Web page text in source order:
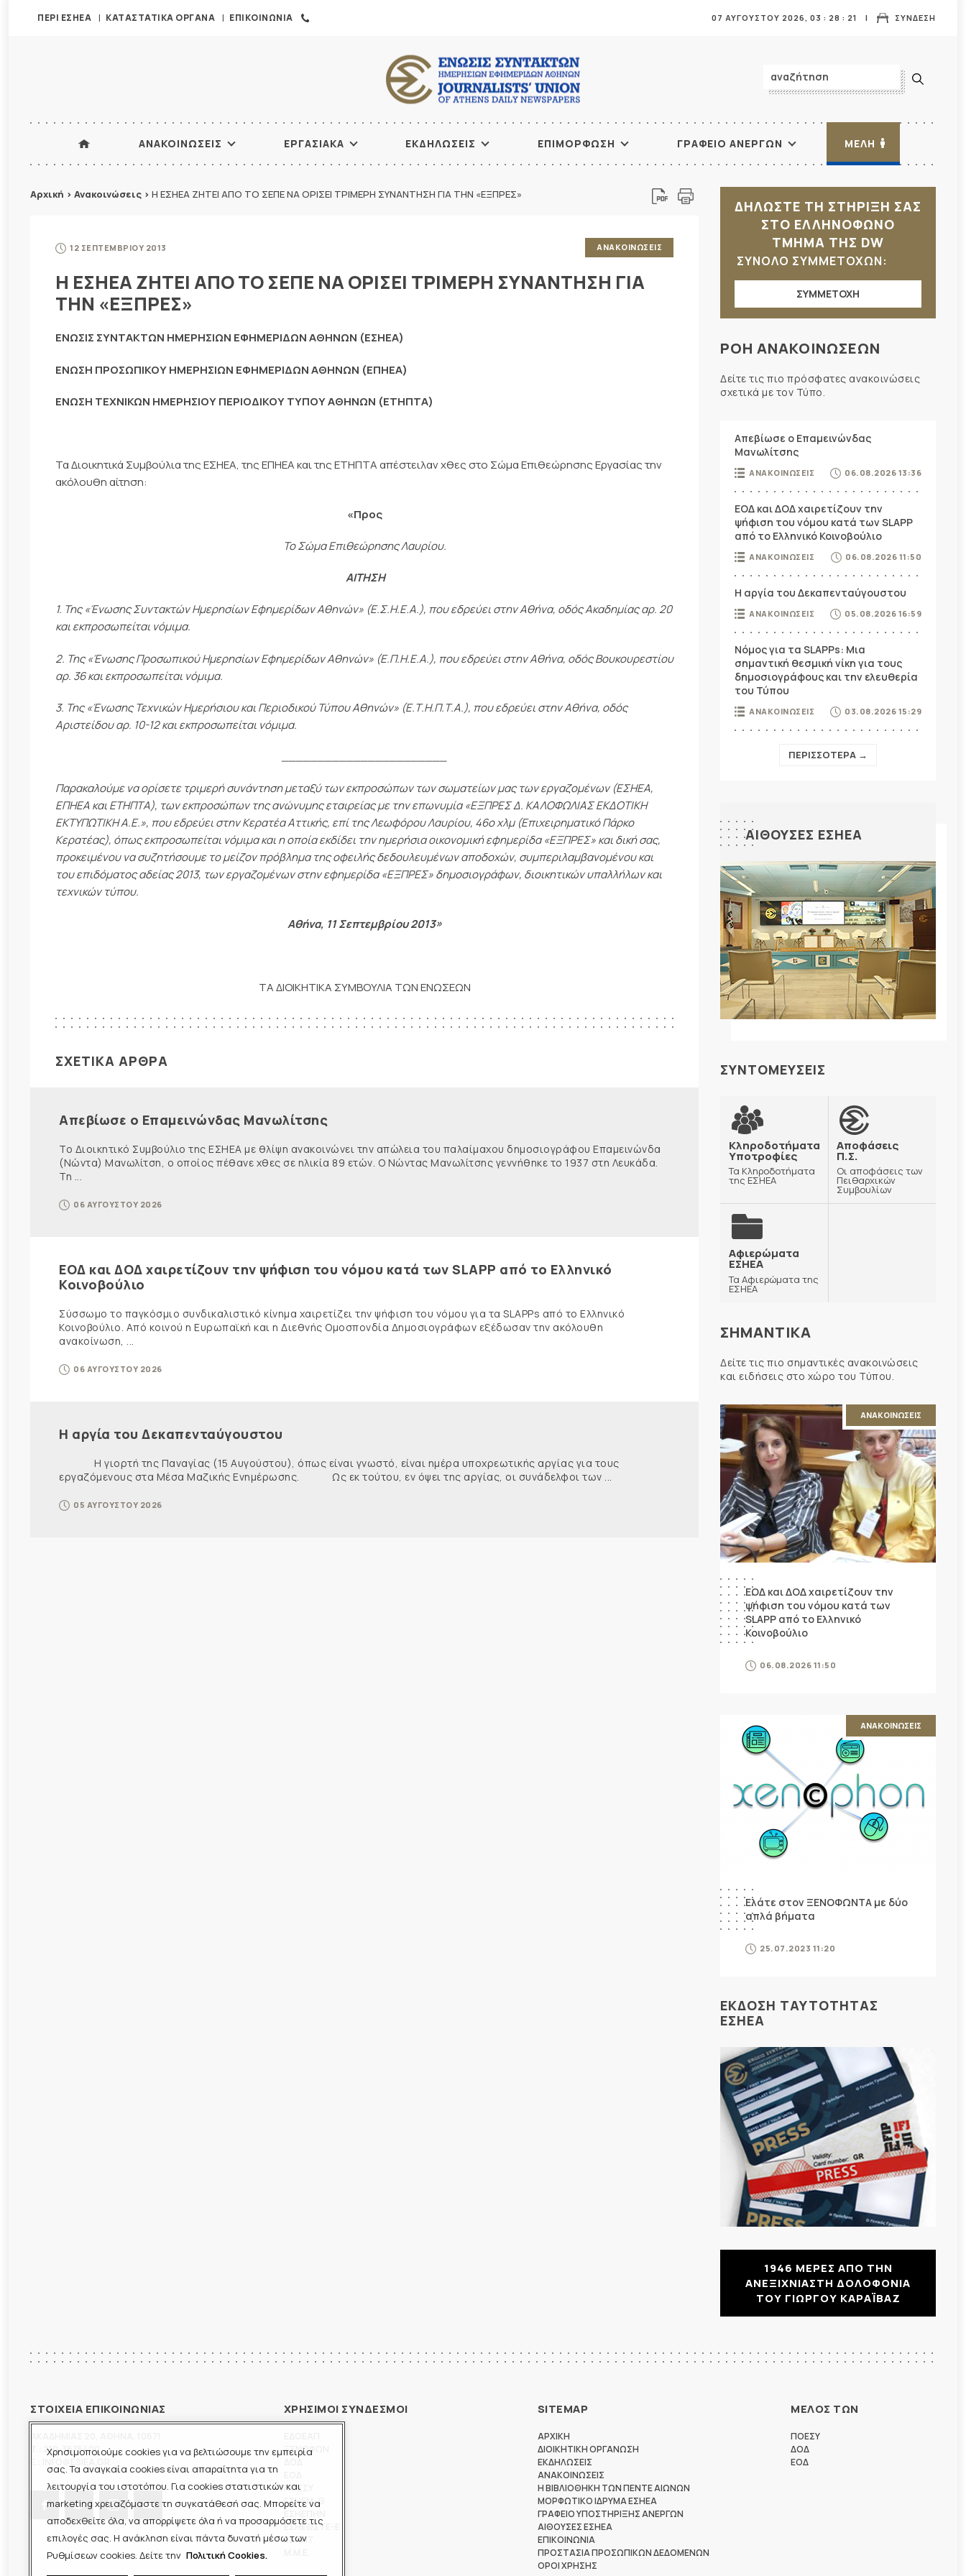
Χρησιμοποιούμε cookies για να βελτιώσουμε την εμπειρία
σας. Τα αναγκαία cookies είναι απαραίτητα για τη
λειτουργία του ιστοτόπου. Για cookies στατιστικών και
marketing χρειαζόμαστε τη συγκατάθεσή σας. Μπορείτε να
αποδεχθείτε όλα, να απορρίψετε όλα ή να προσαρμόσετε τις
επιλογές σας. Η ανάκληση είναι πάντα δυνατή μέσω των
Ρυθμίσεων cookies. Δείτε την Πολιτική Cookies.
ΠΕΡΙ ΕΣΗΕΑ ΚΑΤΑΣΤΑΤΙΚΑ ΟΡΓΑΝΑ ΕΠΙΚΟΙΝΩΝΙΑ ΣΥΝΔΕΣΗ
07 ΑΥΓΟΥΣΤΟΥ 2026, 03 : 28 : 23
ΑΝΑΚΟΙΝΩΣΕΙΣ ΕΡΓΑΣΙΑΚΑ ΕΚΔΗΛΩΣΕΙΣ ΕΠΙΜΟΡΦΩΣΗ ΓΡΑΦΕΙΟ ΑΝΕΡΓΩΝ ΜΕΛΗ
Αρχική > Ανακοινώσεις > Η ΕΣΗΕΑ ΖΗΤΕΙ ΑΠΟ ΤΟ ΣΕΠΕ ΝΑ ΟΡΙΣΕΙ ΤΡΙΜΕΡΗ ΣΥΝΑΝΤΗΣΗ ΓΙΑ ΤΗΝ «ΕΞΠΡΕΣ»
12 ΣΕΠΤΕΜΒΡΙΟΥ 2013 ΑΝΑΚΟΙΝΩΣΕΙΣ
Η ΕΣΗΕΑ ΖΗΤΕΙ ΑΠΟ ΤΟ ΣΕΠΕ ΝΑ ΟΡΙΣΕΙ ΤΡΙΜΕΡΗ ΣΥΝΑΝΤΗΣΗ ΓΙΑ
ΤΗΝ «ΕΞΠΡΕΣ»
ΕΝΩΣΙΣ ΣΥΝΤΑΚΤΩΝ ΗΜΕΡΗΣΙΩΝ ΕΦΗΜΕΡΙΔΩΝ ΑΘΗΝΩΝ (ΕΣΗΕΑ)
ΕΝΩΣΗ ΠΡΟΣΩΠΙΚΟΥ ΗΜΕΡΗΣΙΩΝ ΕΦΗΜΕΡΙΔΩΝ ΑΘΗΝΩΝ (ΕΠΗΕΑ)
ΕΝΩΣΗ ΤΕΧΝΙΚΩΝ ΗΜΕΡΗΣΙΟΥ ΠΕΡΙΟΔΙΚΟΥ ΤΥΠΟΥ ΑΘΗΝΩΝ (ΕΤΗΠΤΑ)
Τα Διοικητικά Συμβούλια της ΕΣΗΕΑ, της ΕΠΗΕΑ και της ΕΤΗΠΤΑ απέστειλαν χθες στο Σώμα Επιθεώρησης Εργασίας την
ακόλουθη αίτηση:
«Προς
Το Σώμα Επιθεώρησης Λαυρίου.
ΑΙΤΗΣΗ
1. Της «Ένωσης Συντακτών Ημερησίων Εφημερίδων Αθηνών» (Ε.Σ.Η.Ε.Α.), που εδρεύει στην Αθήνα, οδός Ακαδημίας αρ. 20
και εκπροσωπείται νόμιμα.
2. Της «Ένωσης Προσωπικού Ημερησίων Εφημερίδων Αθηνών» (Ε.Π.Η.Ε.Α.), που εδρεύει στην Αθήνα, οδός Βουκουρεστίου
αρ. 36 και εκπροσωπείται νόμιμα.
3. Της «Ένωσης Τεχνικών Ημερήσιου και Περιοδικού Τύπου Αθηνών» (Ε.Τ.Η.Π.Τ.Α.), που εδρεύει στην Αθήνα, οδός
Αριστείδου αρ. 10-12 και εκπροσωπείται νόμιμα.
Παρακαλούμε να ορίσετε τριμερή συνάντηση μεταξύ των εκπροσώπων των σωματείων μας των εργαζομένων (ΕΣΗΕΑ,
ΕΠΗΕΑ και ΕΤΗΠΤΑ), των εκπροσώπων της ανώνυμης εταιρείας με την επωνυμία «ΕΞΠΡΕΣ Δ. ΚΑΛΟΦΩΛΙΑΣ ΕΚΔΟΤΙΚΗ
ΕΚΤΥΠΩΤΙΚΗ Α.Ε.», που εδρεύει στην Κερατέα Αττικής, επί της Λεωφόρου Λαυρίου, 46ο χλμ (Επιχειρηματικό Πάρκο
Κερατέας), όπως εκπροσωπείται νόμιμα και η οποία εκδίδει την ημερήσια οικονομική εφημερίδα «ΕΞΠΡΕΣ» και δική σας,
προκειμένου να συζητήσουμε το μείζον πρόβλημα της οφειλής δεδουλευμένων αποδοχών, συμπεριλαμβανομένου και
του επιδόματος αδείας 2013, των εργαζομένων στην εφημερίδα «ΕΞΠΡΕΣ» δημοσιογράφων, διοικητικών υπαλλήλων και
τεχνικών τύπου.
Αθήνα, 11 Σεπτεμβρίου 2013»
ΤΑ ΔΙΟΙΚΗΤΙΚΑ ΣΥΜΒΟΥΛΙΑ ΤΩΝ ΕΝΩΣΕΩΝ
ΣΧΕΤΙΚΑ ΑΡΘΡΑ
Απεβίωσε ο Επαμεινώνδας Μανωλίτσης
Το Διοικητικό Συμβούλιο της ΕΣΗΕΑ με θλίψη ανακοινώνει την απώλεια του παλαίμαχου δημοσιογράφου Επαμεινώνδα
(Νώντα) Μανωλίτση, ο οποίος πέθανε χθες σε ηλικία 89 ετών. Ο Νώντας Μανωλίτσης γεννήθηκε το 1937 στη Λευκάδα.
Τη ...
06 ΑΥΓΟΥΣΤΟΥ 2026
ΕΟΔ και ΔΟΔ χαιρετίζουν την ψήφιση του νόμου κατά των SLAPP από το Ελληνικό
Κοινοβούλιο
Σύσσωμο το παγκόσμιο συνδικαλιστικό κίνημα χαιρετίζει την ψήφιση του νόμου για τα SLAPPs από το Ελληνικό
Κοινοβούλιο. Από κοινού η Ευρωπαϊκή και η Διεθνής Ομοσπονδία Δημοσιογράφων εξέδωσαν την ακόλουθη
ανακοίνωση, ...
06 ΑΥΓΟΥΣΤΟΥ 2026
Η αργία του Δεκαπενταύγουστου
Η γιορτή της Παναγίας (15 Αυγούστου), όπως είναι γνωστό, είναι ημέρα υποχρεωτικής αργίας για τους
εργαζόμενους στα Μέσα Μαζικής Ενημέρωσης. Ως εκ τούτου, εν όψει της αργίας, οι συνάδελφοι των ...
05 ΑΥΓΟΥΣΤΟΥ 2026
ΔΗΛΩΣΤΕ ΤΗ ΣΤΗΡΙΞΗ ΣΑΣ
ΣΤΟ ΕΛΛΗΝΟΦΩΝΟ
ΤΜΗΜΑ ΤΗΣ DW
ΣΥΝΟΛΟ ΣΥΜΜΕΤΟΧΩΝ:
ΣΥΜΜΕΤΟΧΗ
ΡΟΗ ΑΝΑΚΟΙΝΩΣΕΩΝ
Δείτε τις πιο πρόσφατες ανακοινώσεις
σχετικά με τον Τύπο.
Απεβίωσε ο Επαμεινώνδας
Μανωλίτσης
ΑΝΑΚΟΙΝΩΣΕΙΣ 06.08.2026 13:36
ΕΟΔ και ΔΟΔ χαιρετίζουν την
ψήφιση του νόμου κατά των SLAPP
από το Ελληνικό Κοινοβούλιο
ΑΝΑΚΟΙΝΩΣΕΙΣ 06.08.2026 11:50
Η αργία του Δεκαπενταύγουστου
ΑΝΑΚΟΙΝΩΣΕΙΣ 05.08.2026 16:59
Νόμος για τα SLAPPs: Μια
σημαντική θεσμική νίκη για τους
δημοσιογράφους και την ελευθερία
του Τύπου
ΑΝΑΚΟΙΝΩΣΕΙΣ 03.08.2026 15:29
ΠΕΡΙΣΣΟΤΕΡΑ →
ΑΙΘΟΥΣΕΣ ΕΣΗΕΑ
ΣΥΝΤΟΜΕΥΣΕΙΣ
Κληροδοτήματα
Υποτροφίες
Τα Κληροδοτήματα
της ΕΣΗΕΑ
Αποφάσεις
Π.Σ.
Οι αποφάσεις των
Πειθαρχικών
Συμβουλίων
Αφιερώματα
ΕΣΗΕΑ
Τα Αφιερώματα της
ΕΣΗΕΑ
ΣΗΜΑΝΤΙΚΑ
Δείτε τις πιο σημαντικές ανακοινώσεις
και ειδήσεις στο χώρο του Τύπου.
ΑΝΑΚΟΙΝΩΣΕΙΣ
ΕΟΔ και ΔΟΔ χαιρετίζουν την
ψήφιση του νόμου κατά των
SLAPP από το Ελληνικό
Κοινοβούλιο
06.08.2026 11:50
ΑΝΑΚΟΙΝΩΣΕΙΣ
Ελάτε στον ΞΕΝΟΦΩΝΤΑ με δύο
απλά βήματα
25.07.2023 11:20
ΕΚΔΟΣΗ ΤΑΥΤΟΤΗΤΑΣ
ΕΣΗΕΑ
1946 ΜΕΡΕΣ ΑΠΟ ΤΗΝ
ΑΝΕΞΙΧΝΙΑΣΤΗ ΔΟΛΟΦΟΝΙΑ
ΤΟΥ ΓΙΩΡΓΟΥ ΚΑΡΑΪΒΑΖ
ΣΤΟΙΧΕΙΑ ΕΠΙΚΟΙΝΩΝΙΑΣ
210-3675400
ΧΡΗΣΙΜΟΙ ΣΥΝΔΕΣΜΟΙ
ΞΕΝΟΦΩΝ
ΠΟΕΣΥ
ΕΣΗΕΜ-Θ
ΕΣΗΕΘΣΤΕ-Ε
ΕΣΠΗΤ
SITEMAP
ΑΡΧΙΚΗ
ΔΙΟΙΚΗΤΙΚΗ ΟΡΓΑΝΩΣΗ
ΕΚΔΗΛΩΣΕΙΣ
ΑΝΑΚΟΙΝΩΣΕΙΣ
Η ΒΙΒΛΙΟΘΗΚΗ ΤΩΝ ΠΕΝΤΕ ΑΙΩΝΩΝ
ΜΟΡΦΩΤΙΚΟ ΙΔΡΥΜΑ ΕΣΗΕΑ
ΓΡΑΦΕΙΟ ΥΠΟΣΤΗΡΙΞΗΣ ΑΝΕΡΓΩΝ
ΑΙΘΟΥΣΕΣ ΕΣΗΕΑ
ΕΠΙΚΟΙΝΩΝΙΑ
ΠΡΟΣΤΑΣΙΑ ΠΡΟΣΩΠΙΚΩΝ ΔΕΔΟΜΕΝΩΝ
ΟΡΟΙ ΧΡΗΣΗΣ
ΜΕΛΟΣ ΤΩΝ
ΠΟΕΣΥ
ΔΟΔ
ΕΟΔ